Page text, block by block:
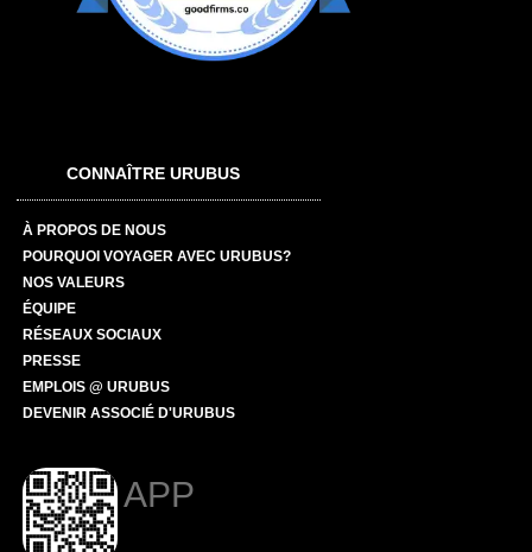
CONNAÎTRE URUBUS
À PROPOS DE NOUS
POURQUOI VOYAGER AVEC URUBUS?
NOS VALEURS
ÉQUIPE
RÉSEAUX SOCIAUX
PRESSE
EMPLOIS @ URUBUS
DEVENIR ASSOCIÉ D'URUBUS
APP